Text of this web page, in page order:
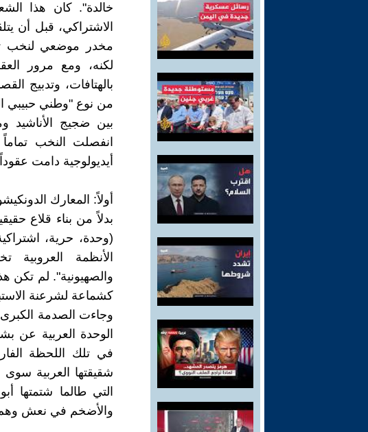
خالدة". كان هذا
الاشتراكي، قبل أن
مخدر موضعي لنخب
لكنه، ومع مرور
بالهتافات، وتدبيج
من نوع "وطني حبيبي
بين ضجيج الأناشيد
انفصلت النخب
أيديولوجية دامت
أولاً: المعارك
بدلاً من بناء قلاع
(وحدة، حرية،
الأنظمة العروبية
والصهيونية". لم تكن
كشماعة لشرعنة
وجاءت الصدمة
الوحدة العربية عن
في تلك اللحظة
شقيقتها العربية
التي طالما شتمتها
والأضخم في نعش وهم